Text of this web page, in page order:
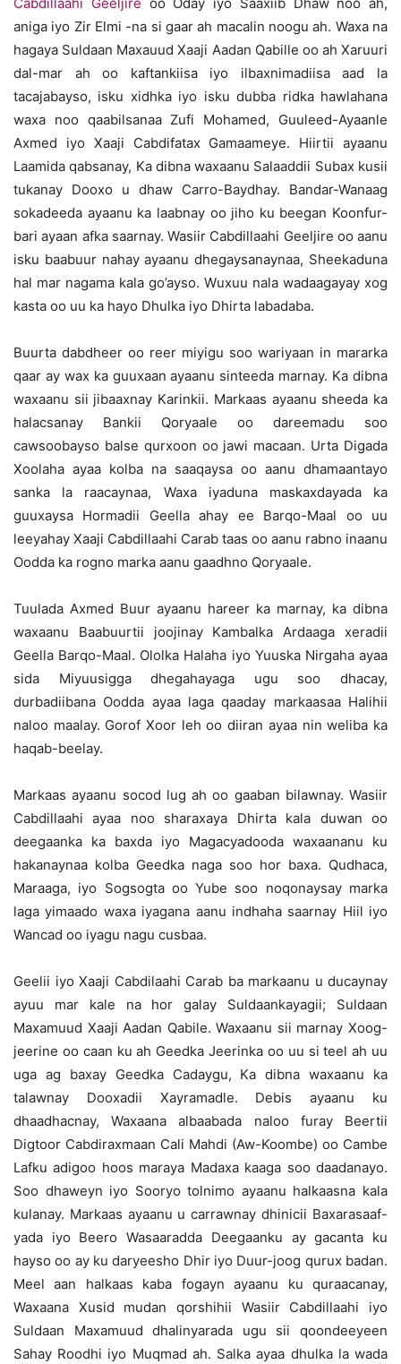
aniga iyo Zir Elmi -na si gaar ah macalin noogu ah. Waxa na
hagaya Suldaan Maxauud Xaaji Aadan Qabille oo ah Xaruuri
dal-mar ah oo kaftankiisa iyo ilbaxnimadiisa aad la
tacajabayso, isku xidhka iyo isku dubba ridka hawlahana
waxa noo qaabilsanaa Zufi Mohamed, Guuleed-Ayaanle
Axmed iyo Xaaji Cabdifatax Gamaameye. Hiirtii ayaanu
Laamida qabsanay, Ka dibna waxaanu Salaaddii Subax kusii
tukanay Dooxo u dhaw Carro-Baydhay. Bandar-Wanaag
sokadeeda ayaanu ka laabnay oo jiho ku beegan Koonfur-
bari ayaan afka saarnay. Wasiir Cabdillaahi Geeljire oo aanu
isku baabuur nahay ayaanu dhegaysanaynaa, Sheekaduna
hal mar nagama kala go’ayso. Wuxuu nala wadaagayay xog
kasta oo uu ka hayo Dhulka iyo Dhirta labadaba.
Buurta dabdheer oo reer miyigu soo wariyaan in mararka
qaar ay wax ka guuxaan ayaanu sinteeda marnay. Ka dibna
waxaanu sii jibaaxnay Karinkii. Markaas ayaanu sheeda ka
halacsanay Bankii Qoryaale oo dareemadu soo
cawsoobayso balse qurxoon oo jawi macaan. Urta Digada
Xoolaha ayaa kolba na saaqaysa oo aanu dhamaantayo
sanka la raacaynaa, Waxa iyaduna maskaxdayada ka
guuxaysa Hormadii Geella ahay ee Barqo-Maal oo uu
leeyahay Xaaji Cabdillaahi Carab taas oo aanu rabno inaanu
Oodda ka rogno marka aanu gaadhno Qoryaale.
Tuulada Axmed Buur ayaanu hareer ka marnay, ka dibna
waxaanu Baabuurtii joojinay Kambalka Ardaaga xeradii
Geella Barqo-Maal. Ololka Halaha iyo Yuuska Nirgaha ayaa
sida Miyuusigga dhegahayaga ugu soo dhacay,
durbadiibana Oodda ayaa laga qaaday markaasaa Halihii
naloo maalay. Gorof Xoor leh oo diiran ayaa nin weliba ka
haqab-beelay.
Markaas ayaanu socod lug ah oo gaaban bilawnay. Wasiir
Cabdillaahi ayaa noo sharaxaya Dhirta kala duwan oo
deegaanka ka baxda iyo Magacyadooda waxaananu ku
hakanaynaa kolba Geedka naga soo hor baxa. Qudhaca,
Maraaga, iyo Sogsogta oo Yube soo noqonaysay marka
laga yimaado waxa iyagana aanu indhaha saarnay Hiil iyo
Wancad oo iyagu nagu cusbaa.
Geelii iyo Xaaji Cabdilaahi Carab ba markaanu u ducaynay
ayuu mar kale na hor galay Suldaankayagii; Suldaan
Maxamuud Xaaji Aadan Qabile. Waxaanu sii marnay Xoog-
jeerine oo caan ku ah Geedka Jeerinka oo uu si teel ah uu
uga ag baxay Geedka Cadaygu, Ka dibna waxaanu ka
talawnay Dooxadii Xayramadle. Debis ayaanu ku
dhaadhacnay, Waxaana albaabada naloo furay Beertii
Digtoor Cabdiraxmaan Cali Mahdi (Aw-Koombe) oo Cambe
Lafku adigoo hoos maraya Madaxa kaaga soo daadanayo.
Soo dhaweyn iyo Sooryo tolnimo ayaanu halkaasna kala
kulanay. Markaas ayaanu u carrawnay dhinicii Baxarasaaf-
yada iyo Beero Wasaaradda Deegaanku ay gacanta ku
hayso oo ay ku daryeesho Dhir iyo Duur-joog qurux badan.
Meel aan halkaas kaba fogayn ayaanu ku quraacanay,
Waxaana Xusid mudan qorshihii Wasiir Cabdillaahi iyo
Suldaan Maxamuud dhalinyarada ugu sii qoondeeyeen
Sahay Roodhi iyo Muqmad ah. Salka ayaa dhulka la wada